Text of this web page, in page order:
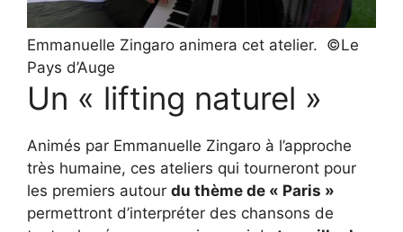
Emmanuelle Zingaro animera cet atelier. ©Le
Pays d’Auge
Un « lifting naturel »
Animés par Emmanuelle Zingaro à l’approche
très humaine, ces ateliers qui tourneront pour
les premiers autour du thème de « Paris »
permettront d’interpréter des chansons de